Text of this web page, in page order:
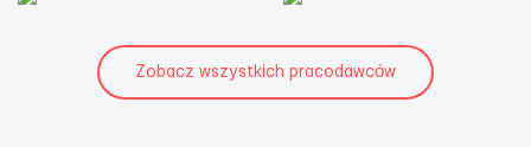
Zobacz wszystkich pracodawców